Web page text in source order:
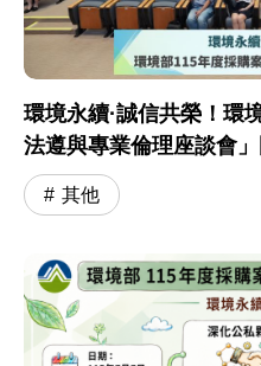
環境永續·誠信共榮！環
法遵與專業倫理座談會
其他